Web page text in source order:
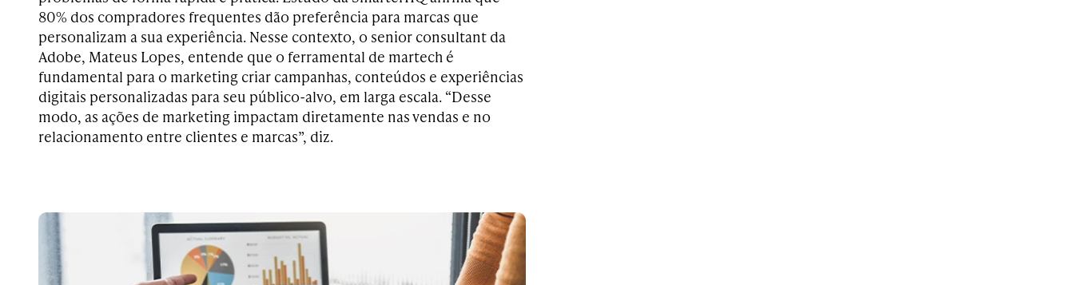
80% dos compradores frequentes dão preferência para marcas que
personalizam a sua experiência. Nesse contexto, o senior consultant da
Adobe, Mateus Lopes, entende que o ferramental de martech é
fundamental para o marketing criar campanhas, conteúdos e experiências
digitais personalizadas para seu público-alvo, em larga escala. “Desse
modo, as ações de marketing impactam diretamente nas vendas e no
relacionamento entre clientes e marcas”, diz.